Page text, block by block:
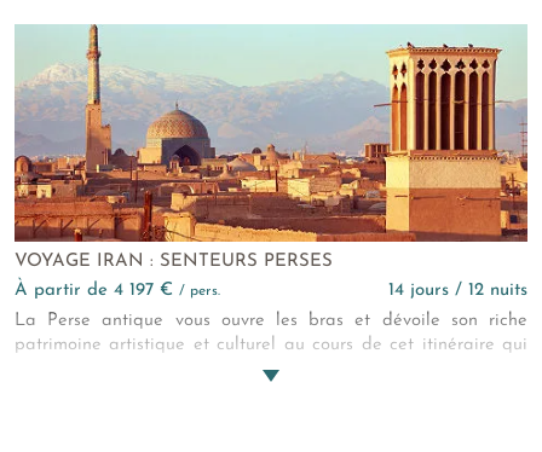
VOYAGE IRAN : SENTEURS PERSES
à partir de 4 197 € / pers.
14 jours / 12 nuits
La Perse antique vous ouvre les bras et dévoile son riche
patrimoine artistique et culturel au cours de cet itinéraire qui
parcourt les plus beaux sites de cet ancien Empire. De